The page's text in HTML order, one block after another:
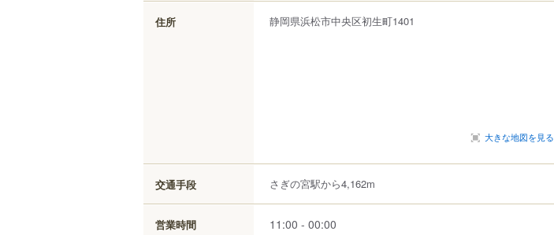
住所 静岡県浜松市中央区初生町1401
大きな地図を見る
交通手段 さぎの宮駅から4,162m
営業時間 11:00 - 00:00